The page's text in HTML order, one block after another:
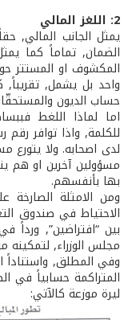
2: اللغز المالي
يمثل الجانب المالي,
الضمان, تماماً كما
المكشوف او المستتر­
واحد بل يشمل, تقريباً,
حساب الديون
اما لماذا اللغط
للكلمة, واذا توافر
لدى اصحابه. ولا يتورع
مسؤولين آخرين او هم
بها بأنفسهم.
ومن الامثلة الصارخة
بين “افتراضين”,
مجلس الوزراء, لتمكينه
وفي المطلق, واستناداً
ليرة موزعة كالآتي: